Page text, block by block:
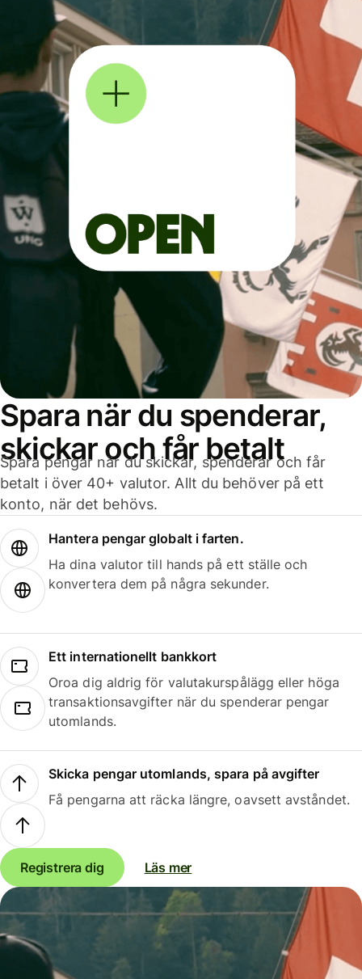
Spara när du spenderar,
skickar och får betalt
Spara pengar när du skickar, spenderar och får
betalt i över 40+ valutor. Allt du behöver på ett
konto, när det behövs.
Hantera pengar globalt i farten.
Ha dina valutor till hands på ett ställe och
konvertera dem på några sekunder.
Ett internationellt bankkort
Oroa dig aldrig för valutakurspålägg eller höga
transaktionsavgifter när du spenderar pengar
utomlands.
Skicka pengar utomlands, spara på avgifter
Få pengarna att räcka längre, oavsett avståndet.
Registrera dig Läs mer